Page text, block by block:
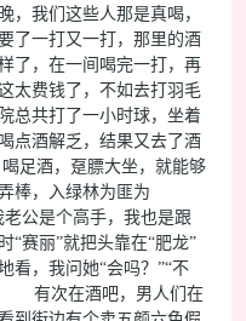
，我们这些人那是真喝，
了一打又一打，那里的酒
了，在一间喝完一打，再
太费钱了，不如去打羽毛
共打了一小时球，坐着
点酒解乏，结果又去了酒
足酒，趸膘大坐，就能够
棒，入绿林为匪为
公是个高手，我也是跟
“赛丽”就把头靠在“肥龙”
看，我问她“会吗？”“不
” 有次在酒吧，男人们在